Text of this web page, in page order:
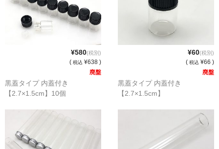
¥580(税別)
( 税込 ¥638 )
廃盤
黒蓋タイプ 内蓋付き
【2.7×1.5cm】10個
¥60(税別)
( 税込 ¥66 )
廃盤
黒蓋タイプ 内蓋付き
【2.7×1.5cm】